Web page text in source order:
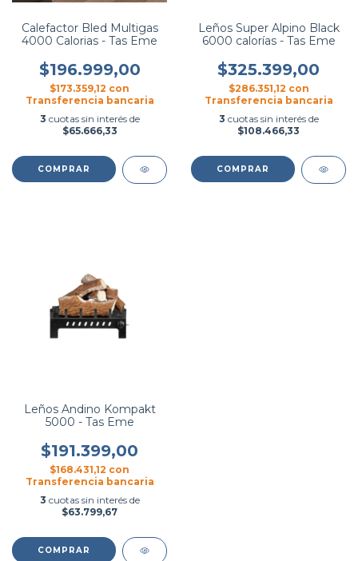
Calefactor Bled Multigas
4000 Calorias - Tas Eme
$196.999,00
$173.359,12 con
Transferencia bancaria
3 cuotas sin interés de
$65.666,33
Leños Super Alpino Black
6000 calorías - Tas Eme
$325.399,00
$286.351,12 con
Transferencia bancaria
3 cuotas sin interés de
$108.466,33
Leños Andino Kompakt
5000 - Tas Eme
$191.399,00
$168.431,12 con
Transferencia bancaria
3 cuotas sin interés de
$63.799,67